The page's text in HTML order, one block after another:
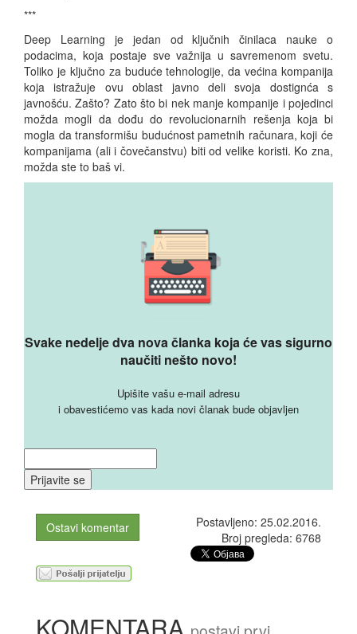
***
Deep Learning je jedan od ključnih činilaca nauke o
podacima, koja postaje sve važnija u savremenom svetu.
Toliko je ključno za buduće tehnologije, da većina kompanija
koja istražuje ovu oblast javno deli svoja dostignća s
javnošću. Zašto? Zato što bi nek manje kompanije i pojedinci
možda mogli da dođu do revolucionarnih rešenja koja bi
mogla da transformišu budućnost pametnih računara, koji će
kompanijama (ali i čovečanstvu) biti od velike koristi. Ko zna,
možda ste to baš vi.
Svake nedelje dva nova članka koja će vas sigurno
naučiti nešto novo!
Upišite vašu e-mail adresu
i obavestićemo vas kada novi članak bude objavljen
Ostavi komentar
Postavljeno: 25.02.2016.
Broj pregleda: 6768
KOMENTARA